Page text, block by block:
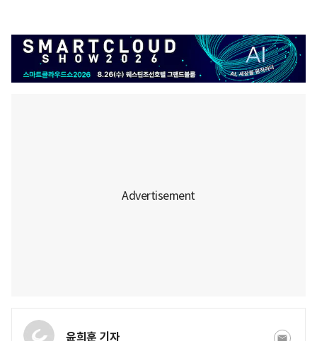
윤희훈 기자